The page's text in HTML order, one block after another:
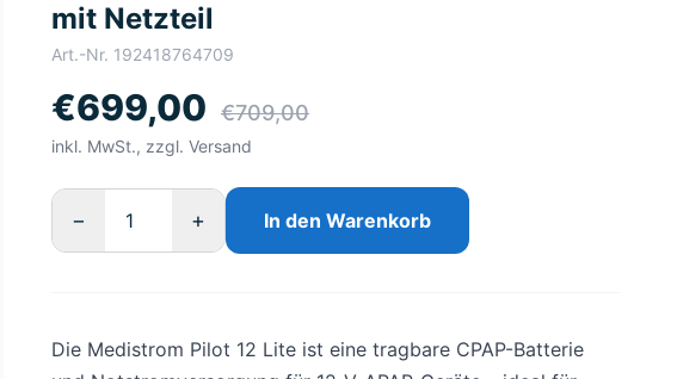
mit Netzteil
Art.-Nr. 192418764709
€699,00 €709,00
inkl. MwSt., zzgl. Versand
− + In den Warenkorb
Die Medistrom Pilot 12 Lite ist eine tragbare CPAP-Batterie